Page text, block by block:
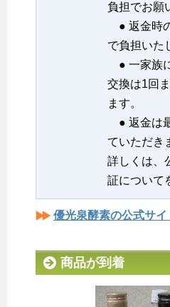
負担でお願
● 返金時
で負担いた
● 一家族
交換は1回
ます。
● 返金は
ていただき
詳しくは、
証について
優光泉酵素の公式サイ
商品が到着